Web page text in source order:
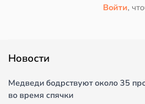
Войти,
Новости
Медведи бодрствуют около 35
во время спячки